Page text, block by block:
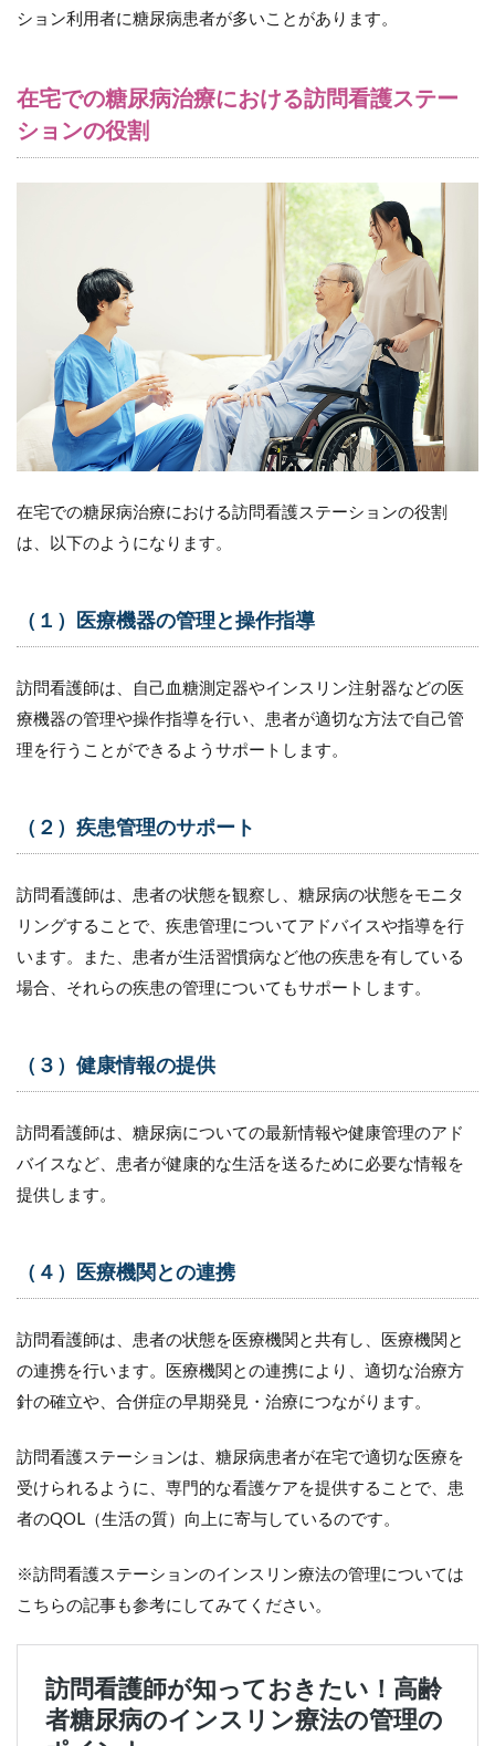
12.1
測定の
指導
（３）
食事指
12.4
（４）
運動指
導
12.5
併せて
生活習
慣に関
ス
12.6
患者や
家族の
不安や
疑問に
応
12.7
緊急時
の対応
12.8
（８）
在宅で
に必要
12.9
（９）
心理的
サポー
13
者へ
アを
通し
る訪
問看
護師
の学
は
13.1
患者と
の信頼
関係の
構築
ション利用者に糖尿病患者が多いことがあります。
在宅での糖尿病治療における訪問看護ステー
ションの役割
在宅での糖尿病治療における訪問看護ステーションの役割
は、以下のようになります。
（１）医療機器の管理と操作指導
訪問看護師は、自己血糖測定器やインスリン注射器などの医
療機器の管理や操作指導を行い、患者が適切な方法で自己管
理を行うことができるようサポートします。
（２）疾患管理のサポート
訪問看護師は、患者の状態を観察し、糖尿病の状態をモニタ
リングすることで、疾患管理についてアドバイスや指導を行
います。また、患者が生活習慣病など他の疾患を有している
場合、それらの疾患の管理についてもサポートします。
（３）健康情報の提供
訪問看護師は、糖尿病についての最新情報や健康管理のアド
バイスなど、患者が健康的な生活を送るために必要な情報を
提供します。
（４）医療機関との連携
訪問看護師は、患者の状態を医療機関と共有し、医療機関と
の連携を行います。医療機関との連携により、適切な治療方
針の確立や、合併症の早期発見・治療につながります。
訪問看護ステーションは、糖尿病患者が在宅で適切な医療を
受けられるように、専門的な看護ケアを提供することで、患
者のQOL（生活の質）向上に寄与しているのです。
※訪問看護ステーションのインスリン療法の管理については
こちらの記事も参考にしてみてください。